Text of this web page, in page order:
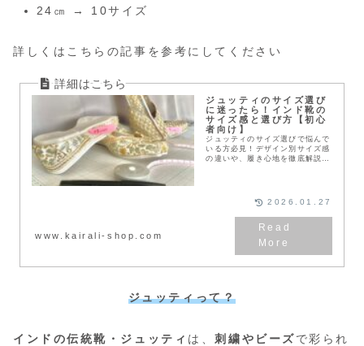
24㎝ → 10サイズ
詳しくはこちらの記事を参考にしてください
ジュッティのサイズ選び
に迷ったら！インド靴の
サイズ感と選び方【初心
者向け】
ジュッティのサイズ選びで悩んで
いる方必見！デザイン別サイズ感
の違いや、履き心地を徹底解説。
www.kairali-shop.com
2026.01.27
ジュッティって？
インドの伝統靴・ジュッティ は、刺繍やビーズで彩られ